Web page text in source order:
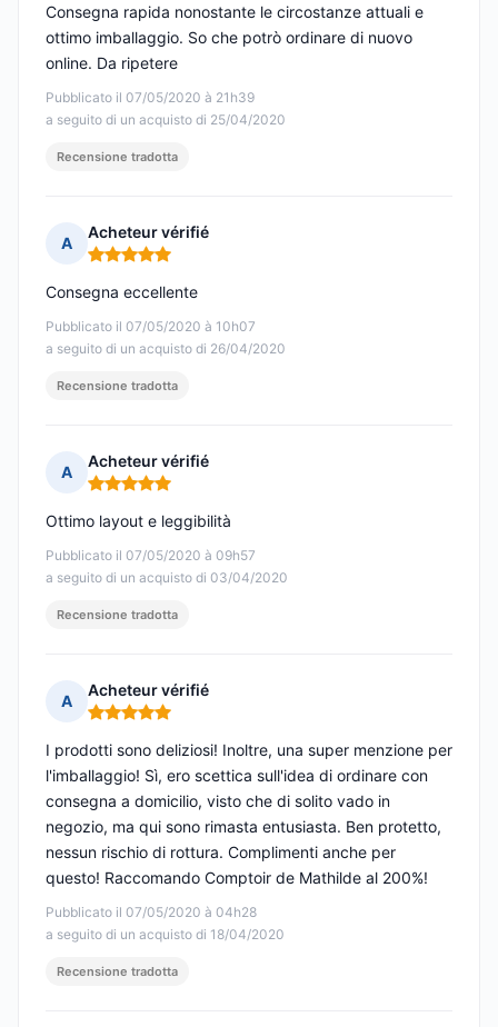
Pubblicato il 07/05/2020 à 21h39
a seguito di un acquisto di 25/04/2020
Consegna rapida nonostante le circostanze attuali e
ottimo imballaggio. So che potrò ordinare di nuovo
online. Da ripetere
Recensione tradotta
A
Acheteur vérifié
Nota: 5 su 5
Pubblicato il 07/05/2020 à 10h07
a seguito di un acquisto di 26/04/2020
Consegna eccellente
Recensione tradotta
A
Acheteur vérifié
Nota: 5 su 5
Pubblicato il 07/05/2020 à 09h57
a seguito di un acquisto di 03/04/2020
Ottimo layout e leggibilità
Recensione tradotta
A
Acheteur vérifié
Nota: 5 su 5
Pubblicato il 07/05/2020 à 04h28
a seguito di un acquisto di 18/04/2020
I prodotti sono deliziosi! Inoltre, una super menzione per
l'imballaggio! Sì, ero scettica sull'idea di ordinare con
consegna a domicilio, visto che di solito vado in
negozio, ma qui sono rimasta entusiasta. Ben protetto,
nessun rischio di rottura. Complimenti anche per
questo! Raccomando Comptoir de Mathilde al 200%!
Recensione tradotta